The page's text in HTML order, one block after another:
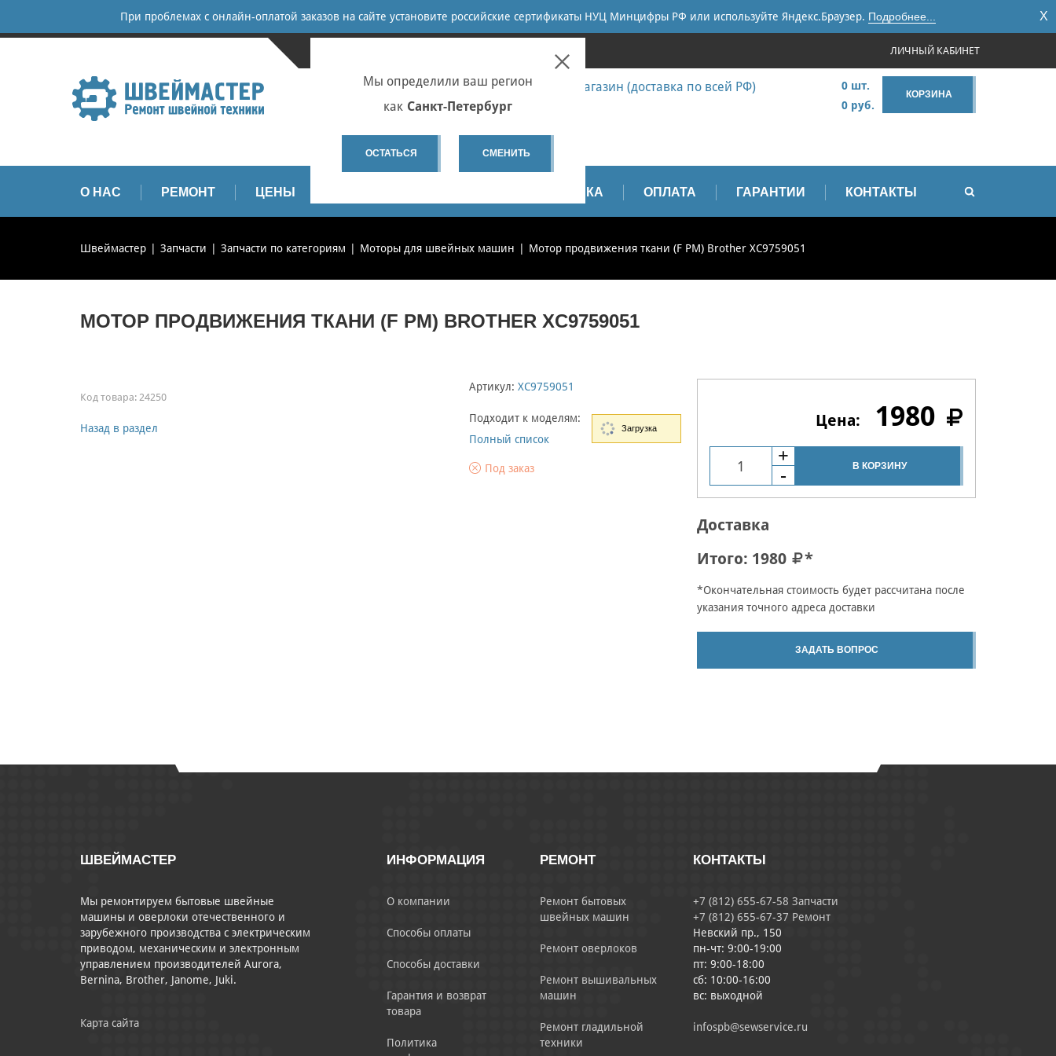
При проблемах с онлайн-оплатой заказов на сайте установите российские сертификаты НУЦ Минцифры РФ или используйте Яндекс.Браузер. Подробнее... X
Мы определили ваш регион
как Санкт-Петербург
ОСТАТЬСЯ СМЕНИТЬ
ЛИЧНЫЙ КАБИНЕТ
+7 (812) 655-67-58 Запчасти - интернет-магазин (доставка по всей РФ)
+7 (812) 655-67-37 Ремонт
infospb@sewservice.ru
КОРЗИНА
0 шт.
0 руб.
О НАС РЕМОНТ ЦЕНЫ ДОСТАВКА ОПЛАТА ГАРАНТИИ КОНТАКТЫ
Швеймастер Запчасти Запчасти по категориям Моторы для швейных машин Мотор продвижения ткани (F PM) Brother XC9759051
МОТОР ПРОДВИЖЕНИЯ ТКАНИ (F PM) BROTHER XC9759051
Код товара: 24250
Назад в раздел
Артикул: XC9759051
Подходит к моделям:
Полный список
Под заказ
1980
В КОРЗИНУ
Доставка
Итого: 1980 *
*Окончательная стоимость будет рассчитана после
указания точного адреса доставки
ЗАДАТЬ ВОПРОС
ШВЕЙМАСТЕР
Мы ремонтируем бытовые швейные
машины и оверлоки отечественного и
зарубежного производства с электрическим
приводом, механическим и электронным
управлением производителей Aurora,
Bernina, Brother, Janome, Juki.
Карта сайта
ИНФОРМАЦИЯ
О компании
Способы оплаты
Способы доставки
Гарантия и возврат
товара
Политика
РЕМОНТ
Ремонт бытовых
швейных машин
Ремонт оверлоков
Ремонт вышивальных
машин
Ремонт гладильной
техники
КОНТАКТЫ
+7 (812) 655-67-58 Запчасти
+7 (812) 655-67-37 Ремонт
Невский пр., 150
пн-чт: 9:00-19:00
пт: 9:00-18:00
сб: 10:00-16:00
вс: выходной
infospb@sewservice.ru
Загрузка